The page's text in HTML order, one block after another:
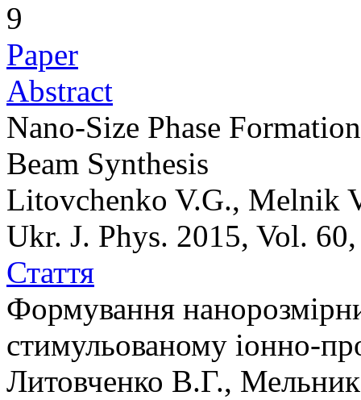
9
Paper
Abstract
Nano-Size Phase
Beam Synthesis
Litovchenko V.G., Melnik
Ukr. J. Phys. 2015, Vol.
Стаття
Формування
стимульованому іонно-
Литовченко В.Г.,